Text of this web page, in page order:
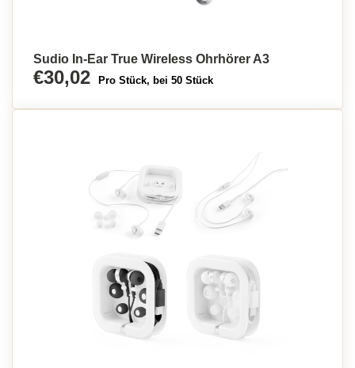
Sudio In-Ear True Wireless Ohrhörer A3
€30,02 Pro Stück, bei 50 Stück